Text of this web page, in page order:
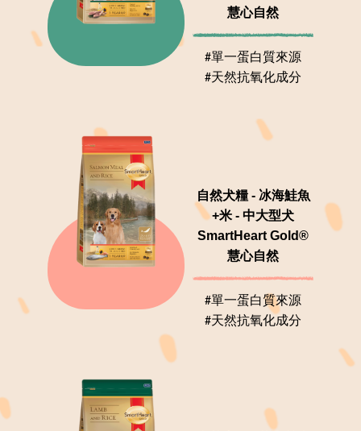
慧心自然
#單一蛋白質來源
#天然抗氧化成分
自然犬糧 - 冰海鮭魚
+米 - 中大型犬
SmartHeart Gold®
慧心自然
#單一蛋白質來源
#天然抗氧化成分